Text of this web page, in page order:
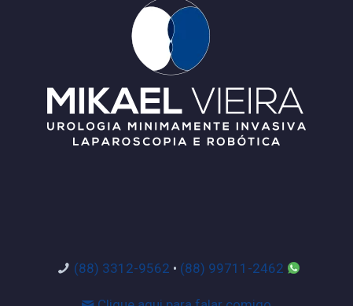
(88) 3312-9562 • (88) 99711-2462